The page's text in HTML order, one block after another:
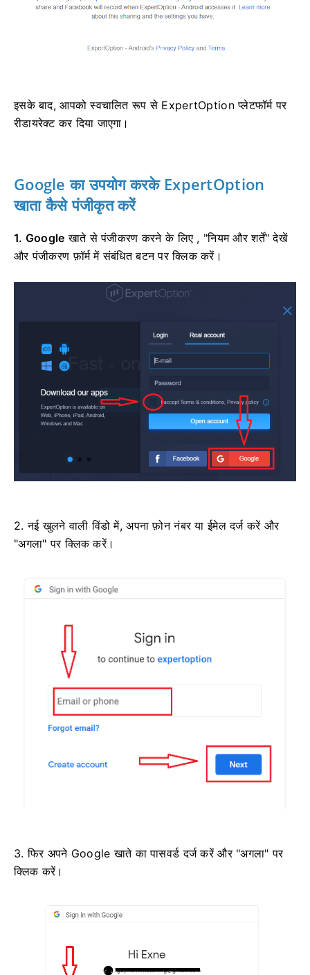
इसके बाद, आपको स्वचालित रूप से ExpertOption प्लेटफॉर्म पर
रीडायरेक्ट कर दिया जाएगा।
Google का उपयोग करके ExpertOption
खाता कैसे पंजीकृत करें
1. Google खाते से पंजीकरण करने के लिए , "नियम और शर्तें" देखें
और पंजीकरण फ़ॉर्म में संबंधित बटन पर क्लिक करें।
2. नई खुलने वाली विंडो में, अपना फ़ोन नंबर या ईमेल दर्ज करें और
"अगला" पर क्लिक करें।
3. फिर अपने Google खाते का पासवर्ड दर्ज करें और "अगला" पर
क्लिक करें।